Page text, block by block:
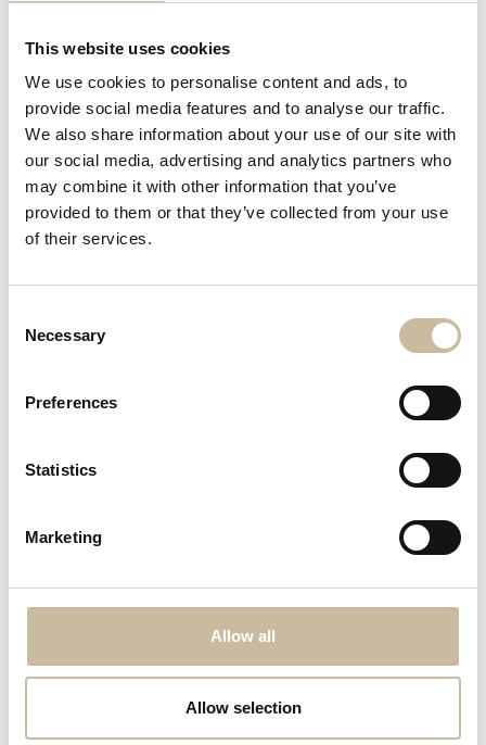
This website uses cookies
We use cookies to personalise content and ads, to
provide social media features and to analyse our traffic.
We also share information about your use of our site with
our social media, advertising and analytics partners who
may combine it with other information that you’ve
provided to them or that they’ve collected from your use
of their services.
Selection
Necessary
Preferences
Statistics
Marketing
Allow all
Allow selection
Veelgestelde vragen
Is online winkelen veilig?